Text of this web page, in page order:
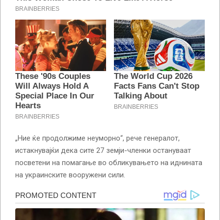
„Ние ќе продолжиме неуморно“, рече генералот,
истакнувајќи дека сите 27 земји-членки остануваат
посветени на помагање во обликувањето на иднината
на украинските вооружени сили.